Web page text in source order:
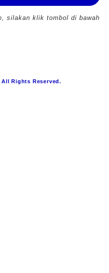
silakan klik tombol di bawah
Rights Reserved.